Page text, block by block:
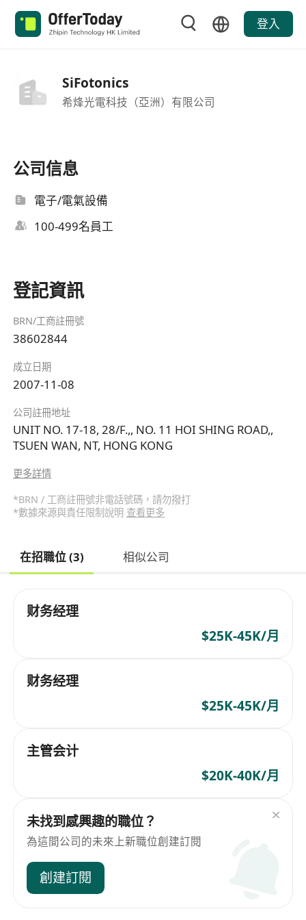
登入
SiFotonics
希烽光電科技（亞洲）有限公司
公司信息
電子/電氣設備
100-499名員工
登記資訊
BRN/工商註冊號
38602844
成立日期
2007-11-08
公司註冊地址
UNIT NO. 17-18, 28/F.,, NO. 11 HOI SHING ROAD,,
TSUEN WAN, NT, HONG KONG
更多詳情
*BRN / 工商註冊號非電話號碼，請勿撥打
*數據來源與責任限制說明 查看更多
在招職位 (3) 相似公司
财务经理
$25K-45K/月
财务经理
$25K-45K/月
主管会计
$20K-40K/月
未找到感興趣的職位？
為這間公司的未來上新職位創建訂閱
創建訂閱